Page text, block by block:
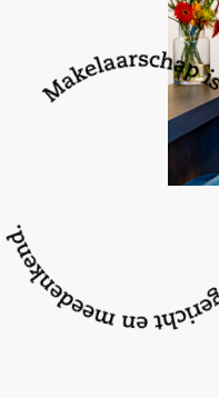
U bent van harte welkom!
ons kantoor en wie weet